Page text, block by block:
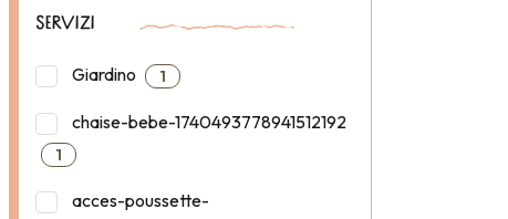
SERVIZI
Giardino 1
chaise-bebe-1740493778941512192
1
acces-poussette-